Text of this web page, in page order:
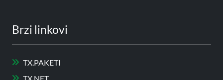
Brzi linkovi
TX.PAKETI